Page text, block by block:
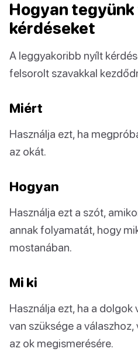
Hogyan
kérdéseket
A leggyakoribb nyílt
felsorolt szavakkal
Miért
Használja ezt, ha
az okát.
Hogyan
Használja ezt a szót,
annak folyamatát, hogy
mostanában.
Mi ki
Használja ezt, ha a dolgok
van szüksége a
az ok megismerésére.